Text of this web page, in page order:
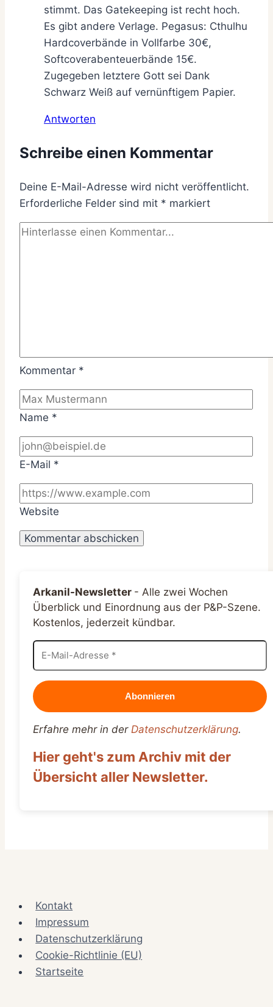
stimmt. Das Gatekeeping ist recht hoch.
Es gibt andere Verlage. Pegasus: Cthulhu
Hardcoverbände in Vollfarbe 30€,
Softcoverabenteuerbände 15€.
Zugegeben letztere Gott sei Dank
Schwarz Weiß auf vernünftigem Papier.
Antworten
Schreibe einen Kommentar
Deine E-Mail-Adresse wird nicht veröffentlicht.
Erforderliche Felder sind mit * markiert
Kommentar *
Name *
E-Mail *
Website
Arkanil-Newsletter - Alle zwei Wochen
Überblick und Einordnung aus der P&P-Szene.
Kostenlos, jederzeit kündbar.
Erfahre mehr in der Datenschutzerklärung.
Hier geht's zum Archiv mit der
Übersicht aller Newsletter.
Kontakt
Impressum
Datenschutzerklärung
Cookie-Richtlinie (EU)
Startseite